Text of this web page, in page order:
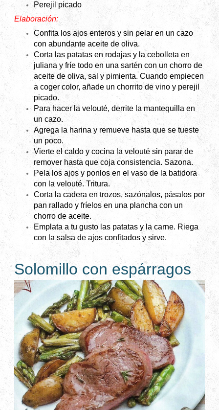
Perejil picado
Elaboración:
Confita los ajos enteros y sin pelar en un cazo
con abundante aceite de oliva.
Corta las patatas en rodajas y la cebolleta en
juliana y fríe todo en una sartén con un chorro de
aceite de oliva, sal y pimienta. Cuando empiecen
a coger color, añade un chorrito de vino y perejil
picado.
Para hacer la velouté, derrite la mantequilla en
un cazo.
Agrega la harina y remueve hasta que se tueste
un poco.
Vierte el caldo y cocina la velouté sin parar de
remover hasta que coja consistencia. Sazona.
Pela los ajos y ponlos en el vaso de la batidora
con la velouté. Tritura.
Corta la cadera en trozos, sazónalos, pásalos por
pan rallado y fríelos en una plancha con un
chorro de aceite.
Emplata a tu gusto las patatas y la carne. Riega
con la salsa de ajos confitados y sirve.
Solomillo con espárragos